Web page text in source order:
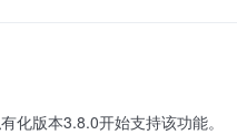
化版本3.8.0开始支持该功能。